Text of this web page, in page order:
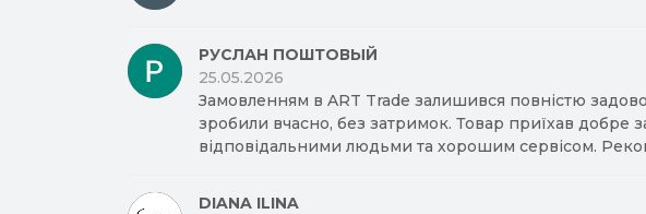
РУСЛАН ПОШТОВЫЙ
25.05.2026
Замовленням в ART Trade залишився повністю
зробили вчасно, без затримок. Товар приїхав добре
відповідальними людьми та хорошим сервісом.
DIANA ILINA